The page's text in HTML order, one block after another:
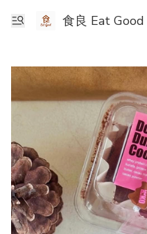
食良 Eat Good